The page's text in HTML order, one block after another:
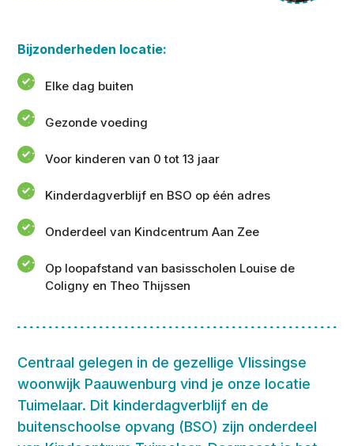
Centraal gelegen in de gezellige Vlissingse
woonwijk Paauwenburg vind je onze locatie
Tuimelaar. Dit kinderdagverblijf en de
buitenschoolse opvang (BSO) zijn onderdeel
Bijzonderheden locatie:
Elke dag buiten
Gezonde voeding
Voor kinderen van 0 tot 13 jaar
Kinderdagverblijf en BSO op één adres
Onderdeel van Kindcentrum Aan Zee
Op loopafstand van basisscholen Louise de
Coligny en Theo Thijssen